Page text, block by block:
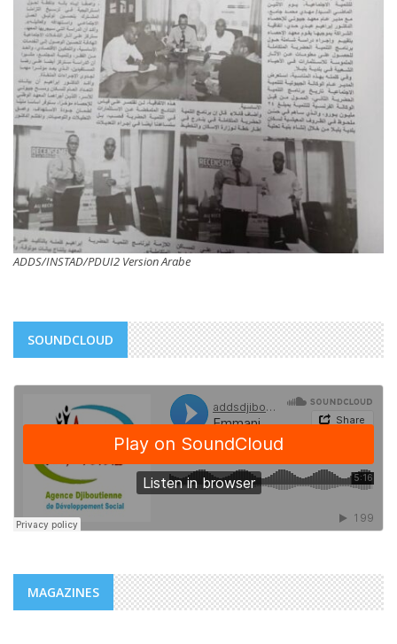
ADDS/INSTAD/PDUI2 Version Arabe
SOUNDCLOUD
MAGAZINES